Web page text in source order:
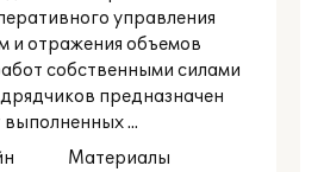
управления
и отражения объемов
собственными силами
предназначен
...
Материалы